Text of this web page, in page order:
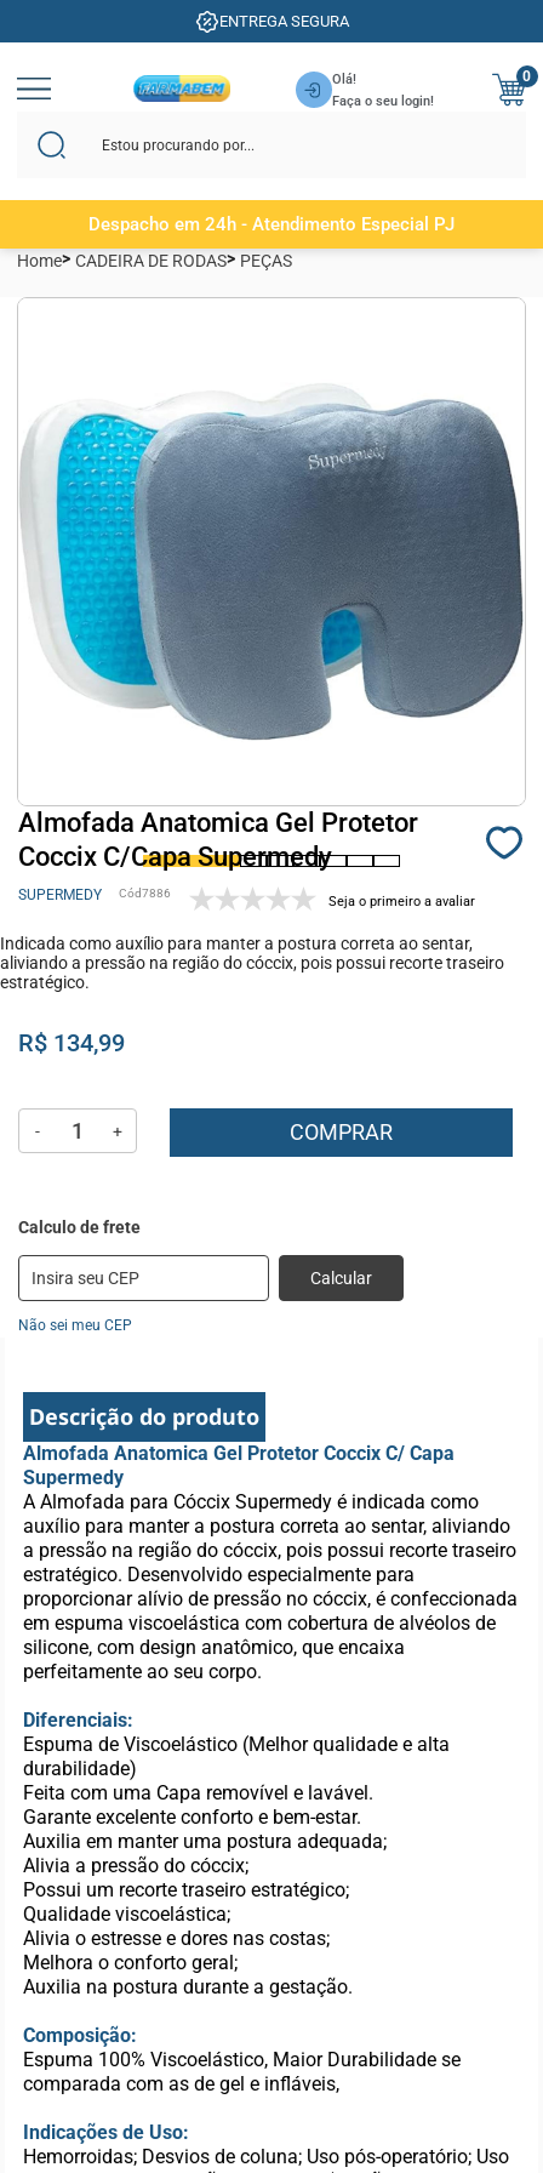
ENTREGA SEGURA
Olá!
Faça o seu login!
0
Despacho em 24h - Atendimento Especial PJ
Home CADEIRA DE RODAS PEÇAS
Almofada Anatomica Gel Protetor
Coccix C/Capa Supermedy
SUPERMEDY 7886 Seja o primeiro a avaliar
Indicada como auxílio para manter a postura correta ao sentar,
aliviando a pressão na região do cóccix, pois possui recorte traseiro
estratégico.
R$ 134,99
- + COMPRAR
Calcular
Não sei meu CEP
Descrição do produto
Almofada Anatomica Gel Protetor Coccix C/ Capa
Supermedy
A Almofada para Cóccix Supermedy é indicada como
auxílio para manter a postura correta ao sentar, aliviando
a pressão na região do cóccix, pois possui recorte traseiro
estratégico. Desenvolvido especialmente para
proporcionar alívio de pressão no cóccix, é confeccionada
em espuma viscoelástica com cobertura de alvéolos de
silicone, com design anatômico, que encaixa
perfeitamente ao seu corpo.
Diferenciais:
Espuma de Viscoelástico (Melhor qualidade e alta
durabilidade)
Feita com uma Capa removível e lavável.
Garante excelente conforto e bem-estar.
Auxilia em manter uma postura adequada;
Alivia a pressão do cóccix;
Possui um recorte traseiro estratégico;
Qualidade viscoelástica;
Alivia o estresse e dores nas costas;
Melhora o conforto geral;
Auxilia na postura durante a gestação.
Composição:
Espuma 100% Viscoelástico, Maior Durabilidade se
comparada com as de gel e infláveis,
Indicações de Uso:
Hemorroidas; Desvios de coluna; Uso pós-operatório; Uso